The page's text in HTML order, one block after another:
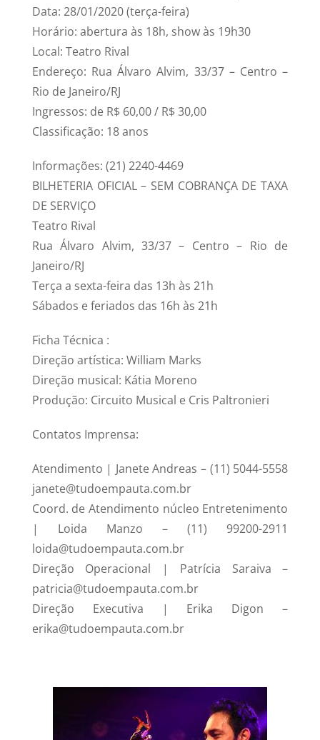
Data: 28/01/2020 (terça-feira)
Horário: abertura às 18h, show às 19h30
Local: Teatro Rival
Endereço: Rua Álvaro Alvim, 33/37 – Centro –
Rio de Janeiro/RJ
Ingressos: de R$ 60,00 / R$ 30,00
Classificação: 18 anos
Informações: (21) 2240-4469
BILHETERIA OFICIAL – SEM COBRANÇA DE TAXA
DE SERVIÇO
Teatro Rival
Rua Álvaro Alvim, 33/37 – Centro – Rio de
Janeiro/RJ
Terça a sexta-feira das 13h às 21h
Sábados e feriados das 16h às 21h
Ficha Técnica :
Direção artística: William Marks
Direção musical: Kátia Moreno
Produção: Circuito Musical e Cris Paltronieri
Contatos Imprensa:
Atendimento | Janete Andreas – (11) 5044-5558
janete@tudoempauta.com.br
Coord. de Atendimento núcleo Entretenimento
| Loida Manzo – (11) 99200-2911
loida@tudoempauta.com.br
Direção Operacional | Patrícia Saraiva –
patricia@tudoempauta.com.br
Direção Executiva | Erika Digon –
erika@tudoempauta.com.br